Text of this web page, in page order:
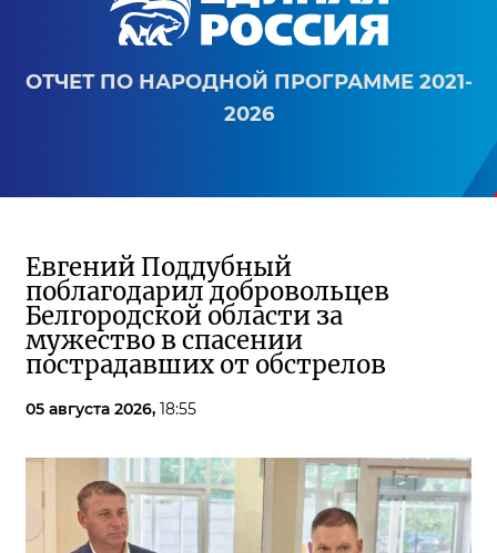
ОТЧЕТ ПО НАРОДНОЙ ПРОГРАММЕ 2021-
2026
Евгений Поддубный
поблагодарил добровольцев
Белгородской области за
мужество в спасении
пострадавших от обстрелов
05 августа 2026, 18:55